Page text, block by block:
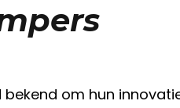
bekend om hun